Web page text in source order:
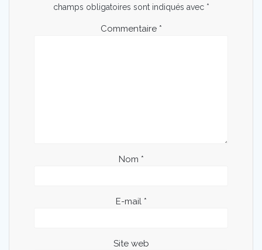
champs obligatoires sont indiqués avec *
Commentaire *
Nom *
E-mail *
Site web